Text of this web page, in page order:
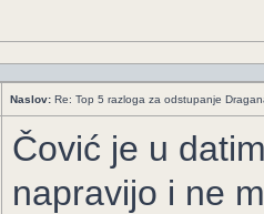
Naslov: Re: Top 5 razloga za odstupanje
Čović je u
napravijo i ne